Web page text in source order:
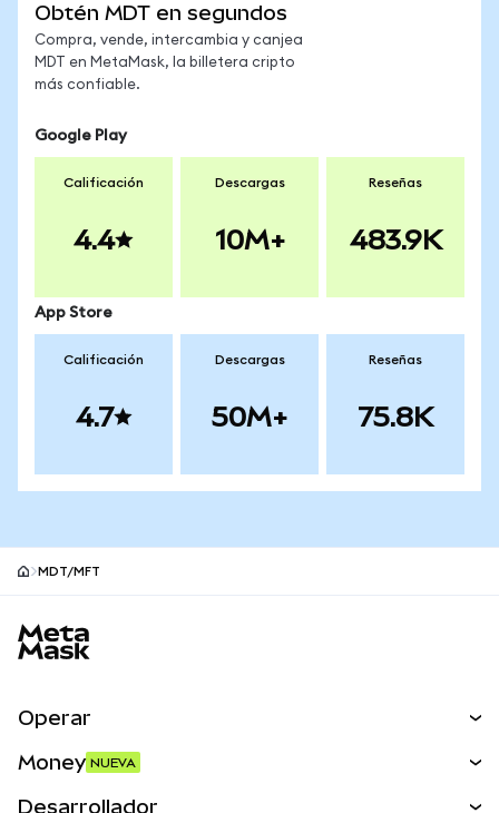
Obtén MDT en segundos
Compra, vende, intercambia y canjea
MDT en MetaMask, la billetera cripto
más confiable.
Google Play
Calificación
4.4
Descargas
10M+
Reseñas
483.9K
App Store
Calificación
4.7
Descargas
50M+
Reseñas
75.8K
MDT/MFT
Operar
Money NUEVA
Desarrollador